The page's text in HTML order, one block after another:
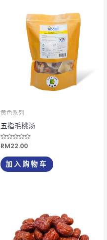
黄色系列
五指毛桃汤
评
&
s
o
RM22.00
加入购物车